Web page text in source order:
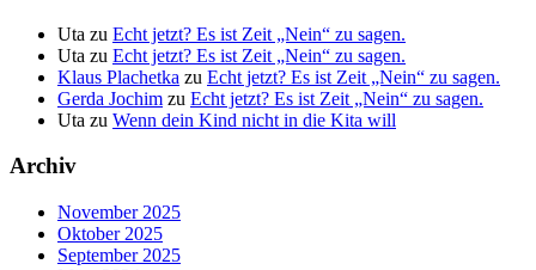
Uta zu Echt jetzt? Es ist Zeit „Nein“ zu sagen.
Uta zu Echt jetzt? Es ist Zeit „Nein“ zu sagen.
Klaus Plachetka zu Echt jetzt? Es ist Zeit „Nein“ zu sagen.
Gerda Jochim zu Echt jetzt? Es ist Zeit „Nein“ zu sagen.
Uta zu Wenn dein Kind nicht in die Kita will
Archiv
November 2025
Oktober 2025
September 2025